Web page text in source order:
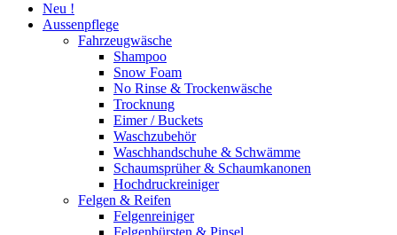
Neu !
Aussenpflege
Fahrzeugwäsche
Shampoo
Snow Foam
No Rinse & Trockenwäsche
Trocknung
Eimer / Buckets
Waschzubehör
Waschhandschuhe & Schwämme
Schaumsprüher & Schaumkanonen
Hochdruckreiniger
Felgen & Reifen
Felgenreiniger
Felgenbürsten & Pinsel